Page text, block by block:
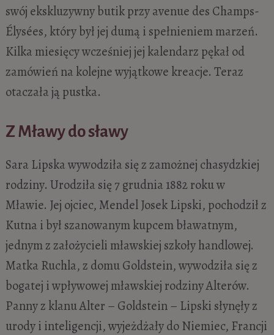
swój ekskluzywny butik przy avenue des Champs-
Élysées, który był jej dumą i spełnieniem marzeń.
Kilka miesięcy wcześniej jej kalendarz pękał od
zamówień na kolejne wyjątkowe kreacje. Teraz
otaczała ją pustka.
Z Mławy do sławy
Sara Lipska wywodziła się z zamożnej chasydzkiej
rodziny. Urodziła się 7 grudnia 1882 roku w
Mławie. Jej ojciec, Mendel Josek Lipski, pochodził z
Kutna i był szanowanym kupcem bławatnym,
jednym z założycieli mławskiej szkoły handlowej.
Matka Ruchla, z domu Goldstein, wywodziła się z
bogatej i wpływowej mławskiej rodziny Alterów.
Panny z klanu Alter – Goldstein – Lipski słynęły z
urody i inteligencji, wyjeżdżały do Niemiec, Francji